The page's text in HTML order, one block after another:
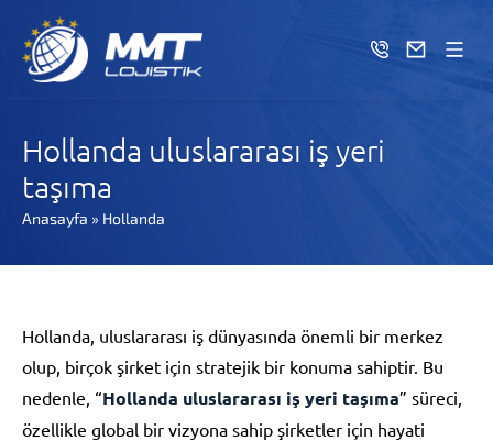
Hollanda uluslararası iş yeri
taşıma
Anasayfa » Hollanda
Hollanda, uluslararası iş dünyasında önemli bir merkez
olup, birçok şirket için stratejik bir konuma sahiptir. Bu
nedenle, “Hollanda uluslararası iş yeri taşıma” süreci,
özellikle global bir vizyona sahip şirketler için hayati